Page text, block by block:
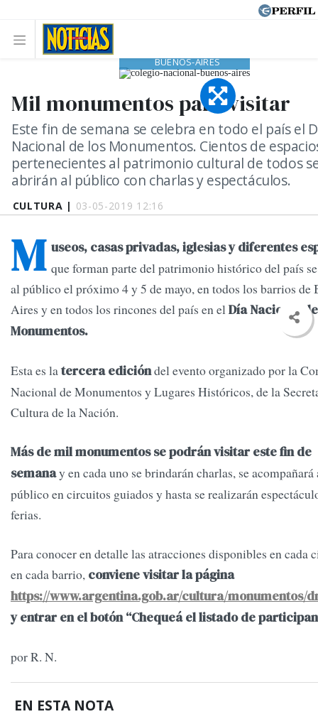
CULTURA | 03-05-2019 12:16
Mil monumentos para visitar
Este fin de semana se celebra en todo el país el
Nacional de los Monumentos. Cientos de
pertenecientes al patrimonio cultural de todos
abrirán al público con charlas y espectáculos.
BUENOS-AIRES
M useos, casas privadas, iglesias y diferentes
que forman parte del patrimonio histórico del país
al público el próximo 4 y 5 de mayo, en todos los barrios de
Aires y en todos los rincones del país en elDía Nacional
Monumentos.
Esta es latercera edicióndel evento organizado por la
Nacional de Monumentos y Lugares Históricos, de la
Cultura de la Nación.
Más de mil monumentos se podrán visitar este fin de
semanay en cada uno se brindarán charlas, se acompañará
público en circuitos guiados y hasta se realizarán
ferias.
Para conocer en detalle las atracciones disponibles en cada
en cada barrio, conviene visitar la página
https://www.argentina.gob.ar/cultura/monumentos/
y entrar en el botón “Chequeá el listado de
por R. N.
EN ESTA NOTA